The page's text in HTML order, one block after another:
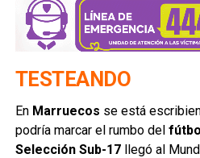
TESTEANDO
En Marruecos se está
podría marcar el rumbo del
Selección Sub-17llegó al